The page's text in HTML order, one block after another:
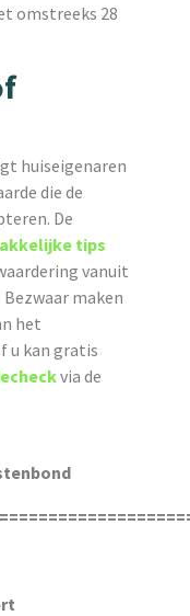
omstreeks 28
huiseigenaren
die de
De
tips
vanuit
maken
het
u kan gratis
via de